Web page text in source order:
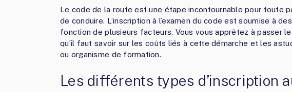
Le code de la route est une étape incontournable pour toute
de conduire. L’inscription à l’examen du code est soumise à
fonction de plusieurs facteurs. Vous vous apprêtez à passer
qu’il faut savoir sur les coûts liés à cette démarche et les
ou organisme de formation.
Les différents types d’inscription